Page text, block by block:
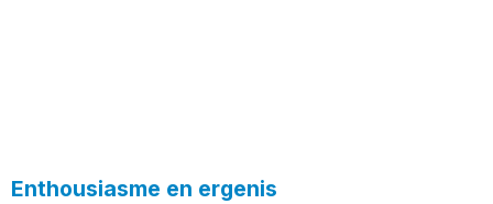
Enthousiasme en ergenis